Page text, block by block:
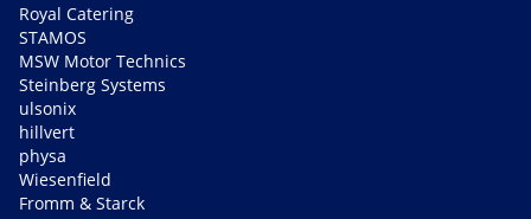
Royal Catering
STAMOS
MSW Motor Technics
Steinberg Systems
ulsonix
hillvert
physa
Wiesenfield
Fromm & Starck